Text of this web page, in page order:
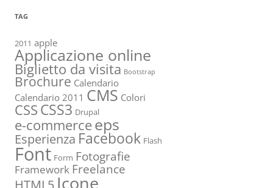
TAG
2011 apple
Applicazione online
Biglietto da visita Bootstrap
Brochure Calendario
Calendario 2011 CMS Colori
CSSCSS3 Drupal
e-commerceeps
Esperienza Facebook Flash
Font Form Fotografie
Framework Freelance
Icone